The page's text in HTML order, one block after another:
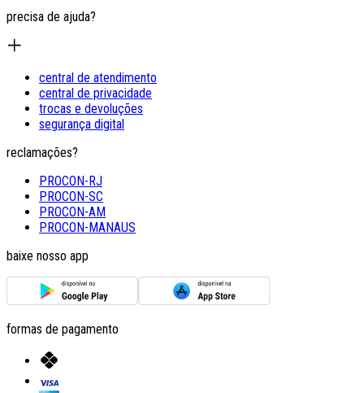
precisa de ajuda?
central de atendimento
central de privacidade
trocas e devoluções
segurança digital
reclamações?
PROCON-RJ
PROCON-SC
PROCON-AM
PROCON-MANAUS
baixe nosso app
formas de pagamento